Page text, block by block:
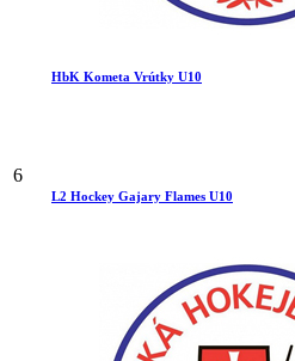
HbK Kometa Vrútky U10
6
L2 Hockey Gajary Flames U10